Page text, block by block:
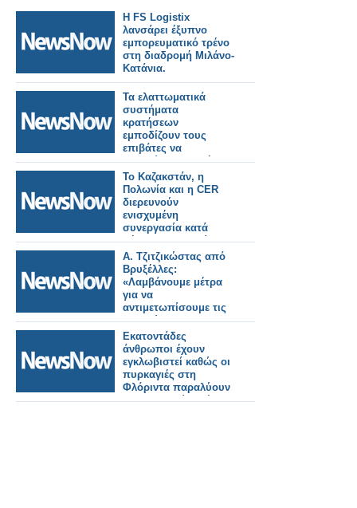
Η FS Logistix
λανσάρει έξυπνο
εμπορευματικό τρένο
στη διαδρομή Μιλάνο-
Κατάνια.
Τα ελαττωματικά
συστήματα
κρατήσεων
εμποδίζουν τους
επιβάτες να
ταξιδεύουν με τρένο.
Το Καζακστάν, η
Πολωνία και η CER
διερευνούν
ενισχυμένη
συνεργασία κατά
μήκος του Μεσαίου
Διαδρόμου.
Α. Τζιτζικώστας από
Βρυξέλλες:
«Λαμβάνουμε μέτρα
για να
αντιμετωπίσουμε τις
επιπτώσεις στον
τομέα των μεταφορών
και τα καύσιμα από
την κρίση στη Μέση
Ανατολή»
Εκατοντάδες
άνθρωποι έχουν
εγκλωβιστεί καθώς οι
πυρκαγιές στη
Φλόριντα παραλύουν
την υπηρεσία τρένων